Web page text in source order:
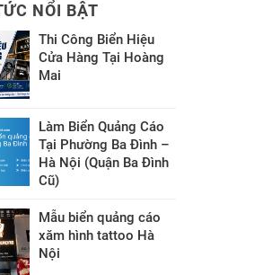
NỔI BẬT
Thi Công Biển Hiệu
Cửa Hàng Tại Hoàng
Mai
Làm Biển Quảng Cáo
Tại Phường Ba Đình –
Hà Nội (Quận Ba Đình
Cũ)
Mẫu biển quảng cáo
xăm hình tattoo Hà
Nội